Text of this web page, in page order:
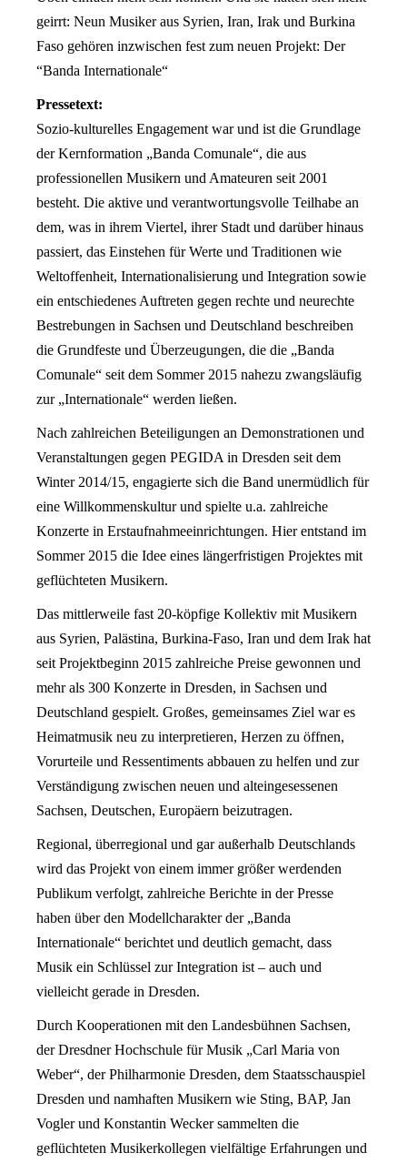
geirrt: Neun Musiker aus Syrien, Iran, Irak und Burkina
Faso gehören inzwischen fest zum neuen Projekt: Der
“Banda Internationale“
Pressetext:
Sozio-kulturelles Engagement war und ist die Grundlage
der Kernformation „Banda Comunale“, die aus
professionellen Musikern und Amateuren seit 2001
besteht. Die aktive und verantwortungsvolle Teilhabe an
dem, was in ihrem Viertel, ihrer Stadt und darüber hinaus
passiert, das Einstehen für Werte und Traditionen wie
Weltoffenheit, Internationalisierung und Integration sowie
ein entschiedenes Auftreten gegen rechte und neurechte
Bestrebungen in Sachsen und Deutschland beschreiben
die Grundfeste und Überzeugungen, die die „Banda
Comunale“ seit dem Sommer 2015 nahezu zwangsläufig
zur „Internationale“ werden ließen.
Nach zahlreichen Beteiligungen an Demonstrationen und
Veranstaltungen gegen PEGIDA in Dresden seit dem
Winter 2014/15, engagierte sich die Band unermüdlich für
eine Willkommenskultur und spielte u.a. zahlreiche
Konzerte in Erstaufnahmeeinrichtungen. Hier entstand im
Sommer 2015 die Idee eines längerfristigen Projektes mit
geflüchteten Musikern.
Das mittlerweile fast 20-köpfige Kollektiv mit Musikern
aus Syrien, Palästina, Burkina-Faso, Iran und dem Irak hat
seit Projektbeginn 2015 zahlreiche Preise gewonnen und
mehr als 300 Konzerte in Dresden, in Sachsen und
Deutschland gespielt. Großes, gemeinsames Ziel war es
Heimatmusik neu zu interpretieren, Herzen zu öffnen,
Vorurteile und Ressentiments abbauen zu helfen und zur
Verständigung zwischen neuen und alteingesessenen
Sachsen, Deutschen, Europäern beizutragen.
Regional, überregional und gar außerhalb Deutschlands
wird das Projekt von einem immer größer werdenden
Publikum verfolgt, zahlreiche Berichte in der Presse
haben über den Modellcharakter der „Banda
Internationale“ berichtet und deutlich gemacht, dass
Musik ein Schlüssel zur Integration ist – auch und
vielleicht gerade in Dresden.
Durch Kooperationen mit den Landesbühnen Sachsen,
der Dresdner Hochschule für Musik „Carl Maria von
Weber“, der Philharmonie Dresden, dem Staatsschauspiel
Dresden und namhaften Musikern wie Sting, BAP, Jan
Vogler und Konstantin Wecker sammelten die
geflüchteten Musikerkollegen vielfältige Erfahrungen und